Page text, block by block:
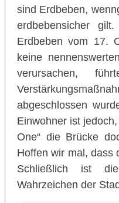
sind Erdbeben,
erdbebensicher
Erdbeben vom 17.
keine
verursachen,
abgeschlossen
Einwohner ist
One“ die Brücke
Hoffen wir mal, dass
Schließlich ist
Wahrzeichen der